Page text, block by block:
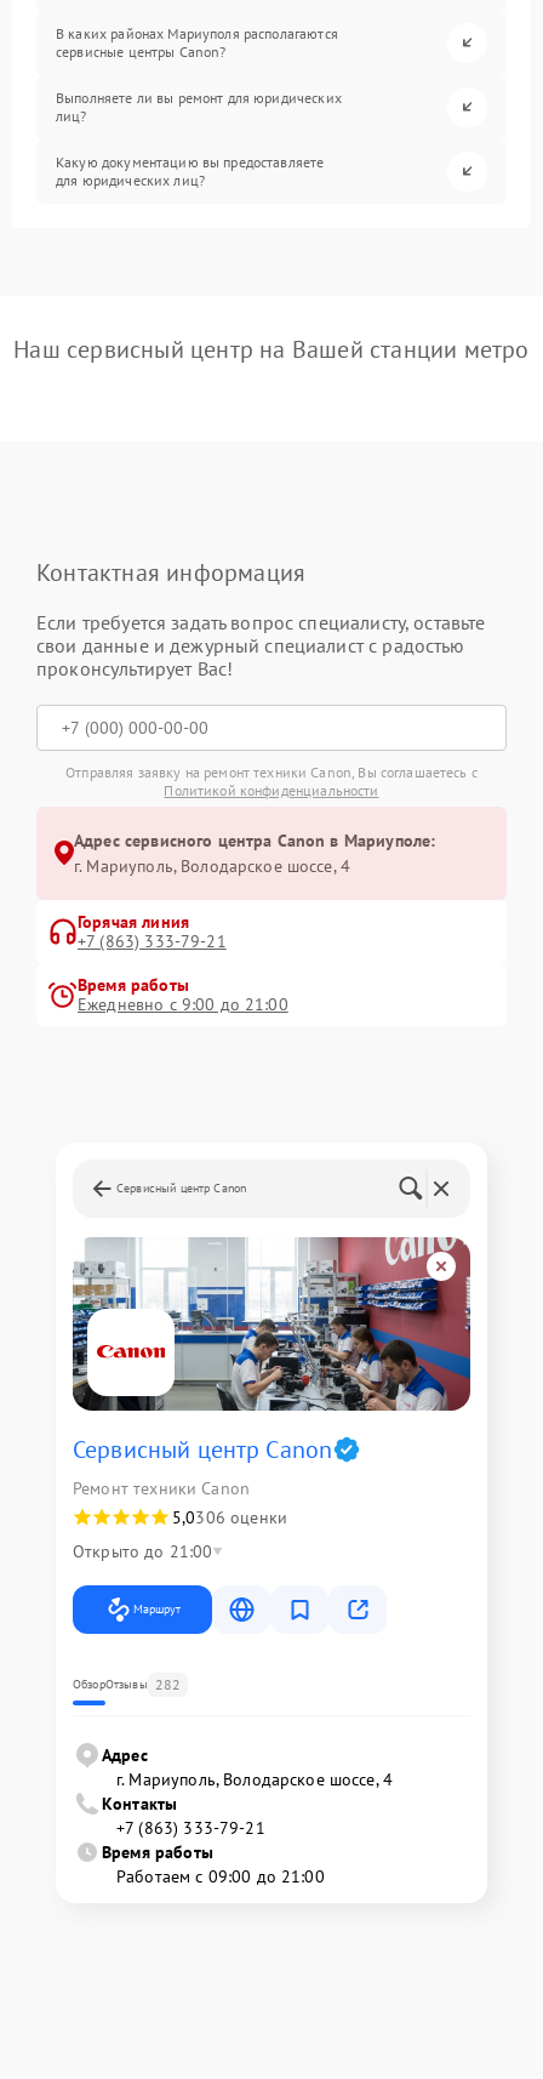
В каких районах Мариуполя располагаются
сервисные центры Canon?
Выполняете ли вы ремонт для юридических
лиц?
Какую документацию вы предоставляете
для юридических лиц?
Наш сервисный центр на Вашей станции метро
Контактная информация
Если требуется задать вопрос специалисту, оставьте
свои данные и дежурный специалист с радостью
проконсультирует Вас!
Отправляя заявку на ремонт техники Canon, Вы соглашаетесь с
Политикой конфиденциальности
Адрес сервисного центра Canon в Мариуполе:
г. Мариуполь, Володарское шоссе, 4
Горячая линия
+7 (863) 333-79-21
Время работы
Ежедневно с 9:00 до 21:00
Сервисный центр Canon
Сервисный центр Canon
Ремонт техники Canon
5,0306 оценки
Открыто до 21:00
Маршрут
ОбзорОтзывы 282
Адрес
г. Мариуполь, Володарское шоссе, 4
Контакты
+7 (863) 333-79-21
Время работы
Работаем с 09:00 до 21:00